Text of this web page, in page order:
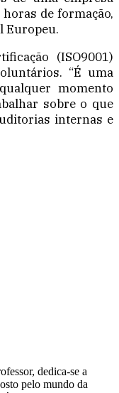
de formação,
Europeu.
(ISO9001)
“É uma
momento
sobre o que
internas e
dedica-se a
pelo mundo da